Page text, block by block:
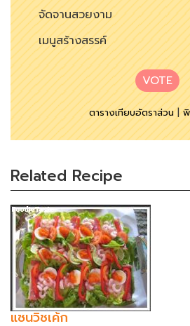
จัดจานสวยงาม
เมนูสร้างสรรค์
VOTE
ตารางเทียบอัตราส่วน|
Related Recipe
แซนวิชเค้ก